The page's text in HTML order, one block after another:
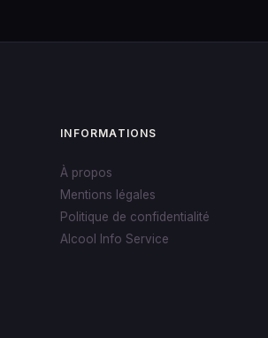
INFORMATIONS
À propos
Mentions légales
Politique de confidentialité
Alcool Info Service